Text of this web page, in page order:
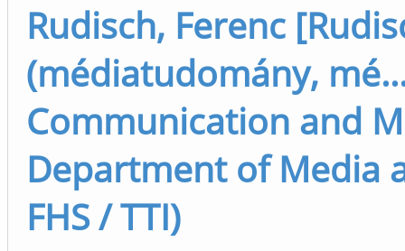
Rudisch, Ferenc
(médiatudomány,
Communication and
Department of Media
FHS / TTI)